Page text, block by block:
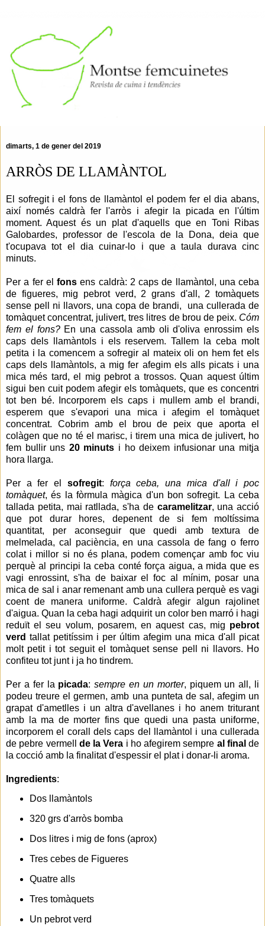
dimarts, 1 de gener del 2019
ARRÒS DE LLAMÀNTOL
El sofregit i el fons de llamàntol el podem fer el dia abans,
així només caldrà fer l'arròs i afegir la picada en l'últim
moment. Aquest és un plat d'aquells que en Toni Ribas
Galobardes, professor de l'escola de la Dona, deia que
t'ocupava tot el dia cuinar-lo i que a taula durava cinc
minuts.
Per a fer el fons ens caldrà: 2 caps de llamàntol, una ceba
de figueres, mig pebrot verd, 2 grans d'all, 2 tomàquets
sense pell ni llavors, una copa de brandi, una cullerada de
tomàquet concentrat, julivert, tres litres de brou de peix. Cóm
fem el fons?En una cassola amb oli d'oliva enrossim els
caps dels llamàntols i els reservem. Tallem la ceba molt
petita i la comencem a sofregir al mateix oli on hem fet els
caps dels llamàntols, a mig fer afegim els alls picats i una
mica més tard, el mig pebrot a trossos. Quan aquest últim
sigui ben cuit podem afegir els tomàquets, que es concentri
tot ben bé. Incorporem els caps i mullem amb el brandi,
esperem que s'evapori una mica i afegim el tomàquet
concentrat. Cobrim amb el brou de peix que aporta el
colàgen que no té el marisc, i tirem una mica de julivert, ho
fem bullir uns 20 minuts i ho deixem infusionar una mitja
hora llarga.
Per a fer el sofregit: força ceba, una mica d'all i poc
tomàquet, és la fòrmula màgica d'un bon sofregit. La ceba
tallada petita, mai ratllada, s'ha de caramelitzar, una acció
que pot durar hores, depenent de si fem moltíssima
quantitat, per aconseguir que quedi amb textura de
melmelada, cal paciència, en una cassola de fang o ferro
colat i millor si no és plana, podem començar amb foc viu
perquè al principi la ceba conté força aigua, a mida que es
vagi enrossint, s'ha de baixar el foc al mínim, posar una
mica de sal i anar remenant amb una cullera perquè es vagi
coent de manera uniforme. Caldrà afegir algun rajolinet
d'aigua. Quan la ceba hagi adquirit un color ben marró i hagi
reduït el seu volum, posarem, en aquest cas, mig pebrot
verd tallat petitíssim i per últim afegim una mica d'all picat
molt petit i tot seguit el tomàquet sense pell ni llavors. Ho
confiteu tot junt i ja ho tindrem.
Per a fer la picada:sempre en un morter, piquem un all, li
podeu treure el germen, amb una punteta de sal, afegim un
grapat d'ametlles i un altra d'avellanes i ho anem triturant
amb la ma de morter fins que quedi una pasta uniforme,
incorporem el corall dels caps del llamàntol i una cullerada
de pebre vermell de la Vera i ho afegirem sempre al final de
la cocció amb la finalitat d'espessir el plat i donar-li aroma.
Ingredients:
Dos llamàntols
320 grs d'arròs bomba
Dos litres i mig de fons (aprox)
Tres cebes de Figueres
Quatre alls
Tres tomàquets
Un pebrot verd